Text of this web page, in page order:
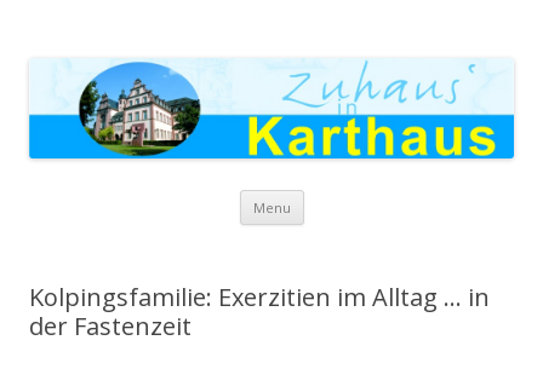
Menu Skip to content
Kolpingsfamilie: Exerzitien im Alltag … in
der Fastenzeit